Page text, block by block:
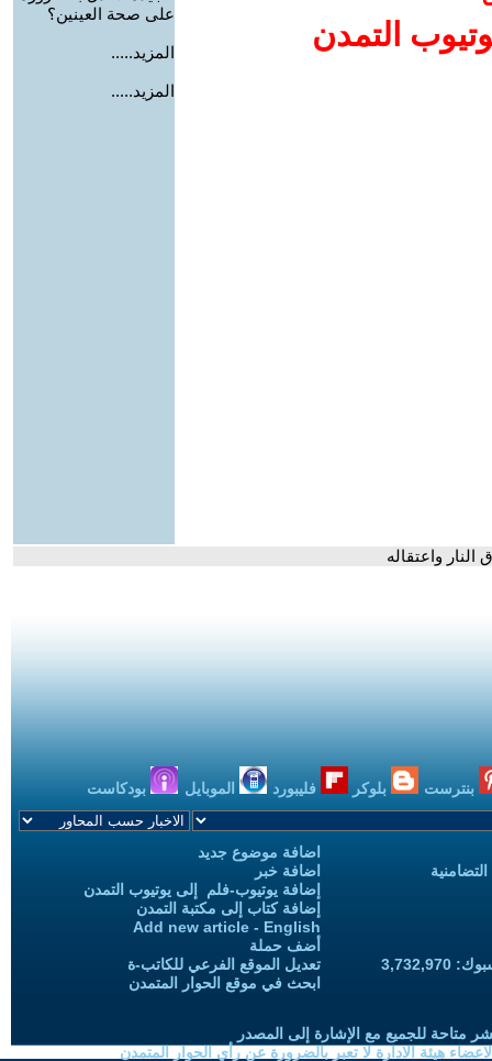
التمدن
على صحة العينين؟
المزيد.....
المزيد.....
واعتقاله
بنترست بلوكر فليبورد الموبايل بودكاست
اضافة موضوع جديد
اضافة خبر
إضافة يوتيوب-فلم إلى يوتيوب التمدن
إضافة كتاب إلى مكتبة التمدن
Add new article - English
أضف حملة
تعديل الموقع الفرعي للكاتب-ة
ابحث في موقع الحوار المتمدن
متاحة للجميع مع الإشارة إلى المصدر
هيئة الادارة لا تعبر بالضرورة عن رأي الحوار المتمدن